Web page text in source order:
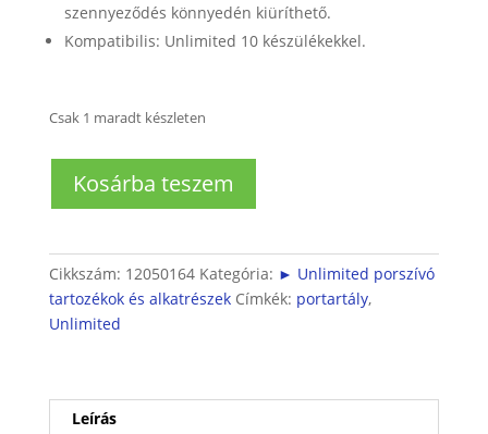
szennyeződés könnyedén kiüríthető.
Kompatibilis: Unlimited 10 készülékekkel.
Csak 1 maradt készleten
Unlimited
portartály
mennyiség
Kosárba teszem
Cikkszám: 12050164 Kategória: ► Unlimited porszívó
tartozékok és alkatrészek Címkék: portartály,
Unlimited
Leírás